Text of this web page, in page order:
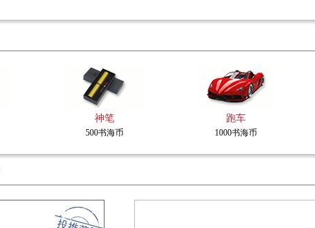
神笔
500书海币
跑车
1000书海币
强国重
【已由陕西师范大学出版总
市】
【热销现实题材网络文学经
师们的影响，肩负起时代责